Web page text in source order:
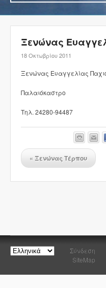
Ξενώνας
18 Οκτωβρίου 2011
Ξενώνας Ευαγγελίας
Παλαιόκαστρο
Τηλ. 24280-94487
« Ξενώνας Τέρπου
Σύνδεση
SiteMap